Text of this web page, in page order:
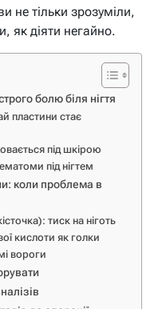
не тільки зрозуміли,
як діяти негайно.
болю біля нігтя
пластини стає
під шкірою
під нігтем
коли проблема в
тиск на ніготь
кислоти як голки
вороги